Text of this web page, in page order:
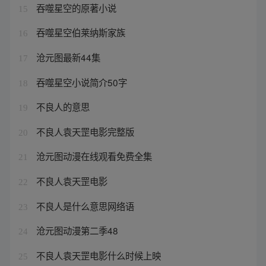
15 吞噬星空的原著小说
16 吞噬星空伯莱纳斯家族
17 沧元图最新44集
18 吞噬星空小说简介50字
19 不良人的意思
20 不良人袁天罡电影完整版
21 沧元图动漫在线观看免费全集
22 不良人袁天罡电影
23 不良人是什么意思网络语
24 沧元图动漫第二季48
25 不良人袁天罡电影什么时候上映